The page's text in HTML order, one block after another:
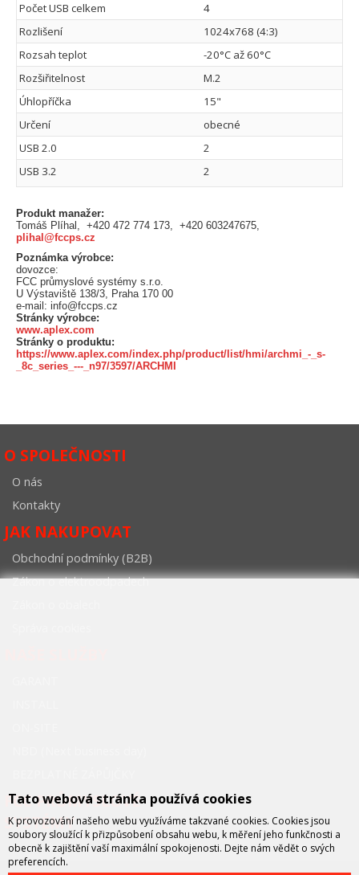
Počet USB celkem
4
Rozlišení
1024x768 (4:3)
Rozsah teplot
-20°C až 60°C
Rozšiřitelnost
M.2
Úhlopříčka
15"
Určení
obecné
USB 2.0
2
USB 3.2
2
Produkt manažer:
Tomáš Plíhal, +420 472 774 173, +420 603247675,
plihal@fccps.cz
Poznámka výrobce:
dovozce:
FCC průmyslové systémy s.r.o.
U Výstaviště 138/3, Praha 170 00
e-mail: info@fccps.cz
Stránky výrobce:
www.aplex.com
Stránky o produktu:
https://www.aplex.com/index.php/product/list/hmi/archmi_-_s-
_8c_series_---_n97/3597/ARCHMI
O SPOLEČNOSTI
O nás
Kontakty
JAK NAKUPOVAT
Obchodní podmínky (B2B)
Zákon o elektroodpadech
FCC PRŮMYSLOVÉ
SYSTÉMY
Tato webová stránka používá cookies
K provozování našeho webu využíváme takzvané cookies. Cookies jsou
soubory sloužící k přizpůsobení obsahu webu, k měření jeho funkčnosti a
obecně k zajištění vaší maximální spokojenosti. Dejte nám vědět o svých
preferencích.